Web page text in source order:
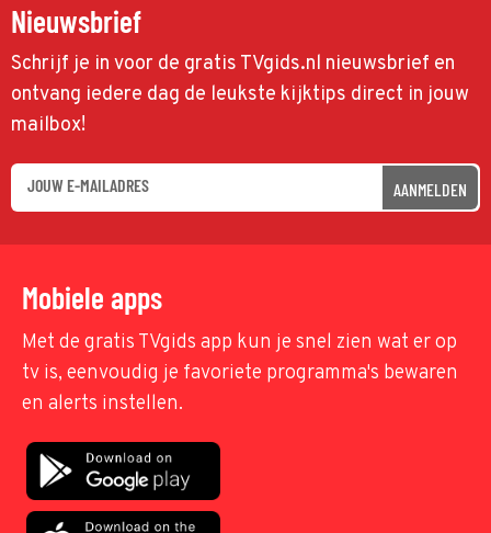
Nieuwsbrief
Schrijf je in voor de gratis TVgids.nl nieuwsbrief en
ontvang iedere dag de leukste kijktips direct in jouw
mailbox!
AANMELDEN
Mobiele apps
Met de gratis TVgids app kun je snel zien wat er op
tv is, eenvoudig je favoriete programma's bewaren
en alerts instellen.